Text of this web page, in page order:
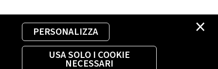
×
PERSONALIZZA
USA SOLO I COOKIE
NECESSARI